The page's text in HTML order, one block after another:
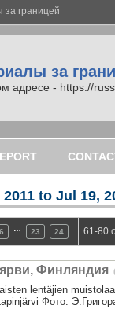
за границей
за
- https://
to Jul 19,
6 23 24 61-80
Финляндия
lentäjien
Фото: